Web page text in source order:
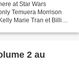
at Star Wars
Temuera Morrison
Marie Tran et Billie
2 au